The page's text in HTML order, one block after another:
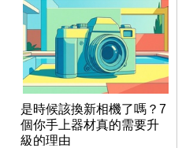
是時候該換新相機了嗎？7
個你手上器材真的需要升
級的理由